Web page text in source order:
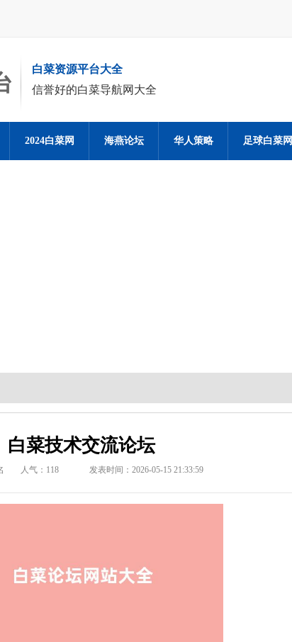
白菜资源平台大全
信誉好的白菜导航网大全
2024白菜网 海燕论坛 华人策略 足球白菜网
白菜技术交流论坛
人气： 118 发表时间：2026-05-15 21:33:59